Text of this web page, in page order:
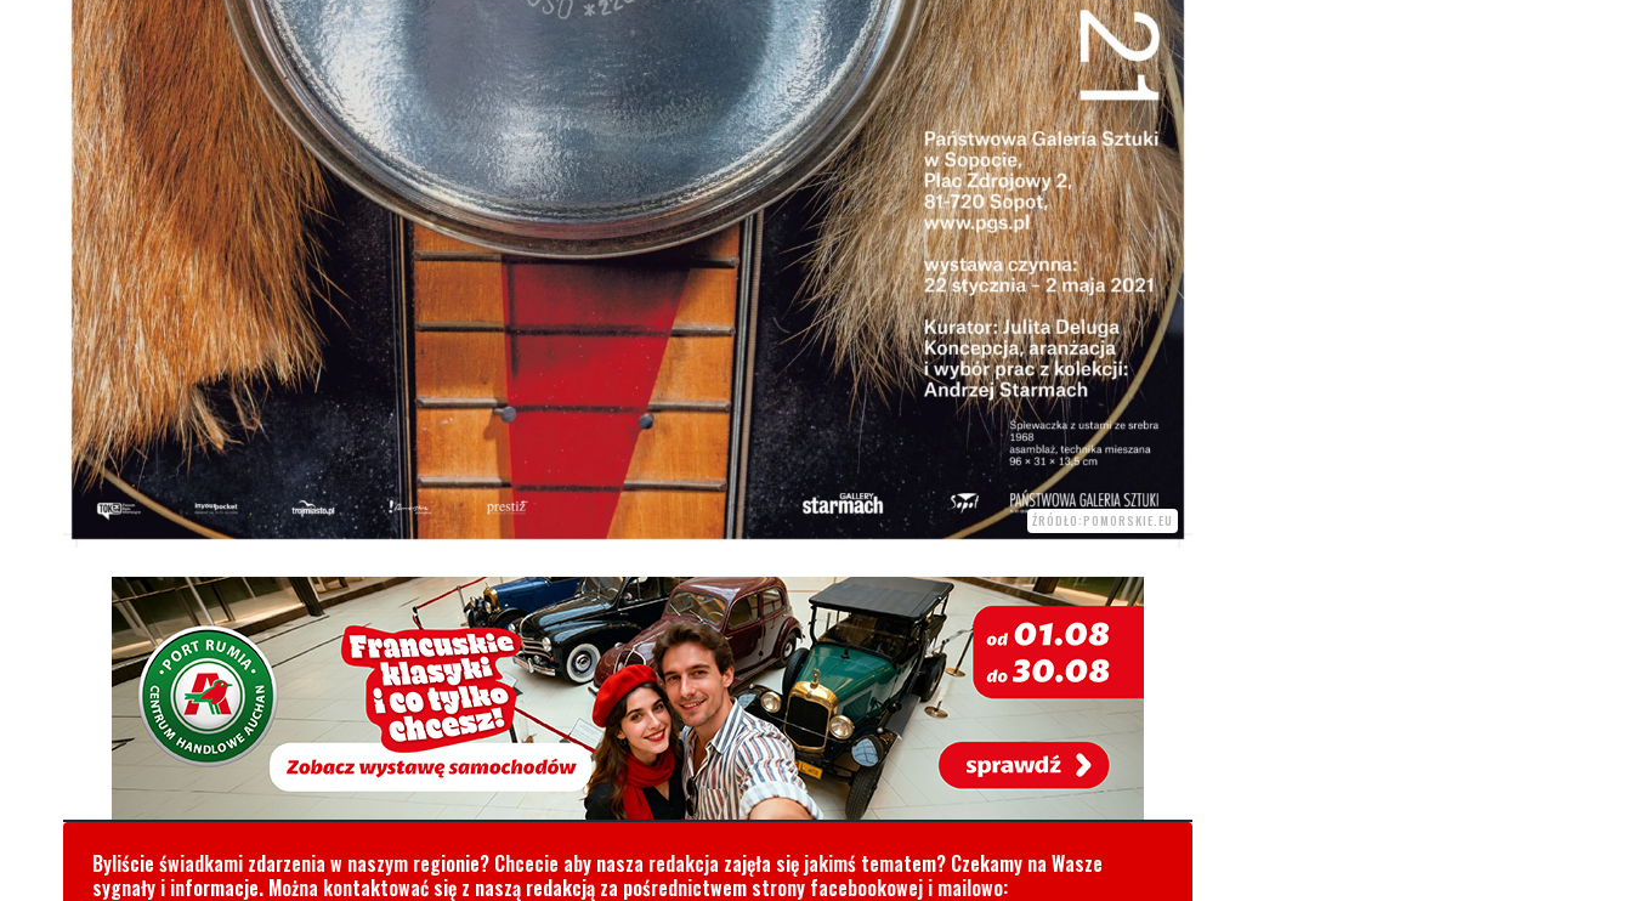
ŹRÓDŁO:POMORSKIE.EU
Byliście świadkami zdarzenia w naszym regionie? Chcecie aby nasza redakcja zajęła się jakimś tematem? Czekamy na Wasze
sygnały i informacje. Można kontaktować się z naszą redakcją za pośrednictwem strony facebookowej i mailowo: